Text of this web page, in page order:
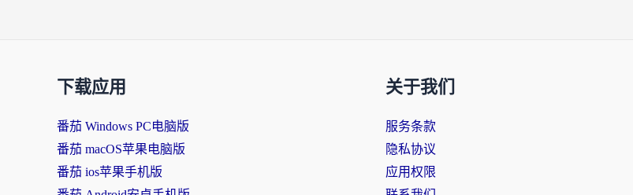
下载应用
番茄 Windows PC电脑版
番茄 macOS苹果电脑版
番茄 ios苹果手机版
关于我们
服务条款
隐私协议
应用权限